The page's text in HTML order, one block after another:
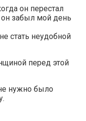
он перестал
он забыл мой день
стать неудобной
перед этой
нужно было